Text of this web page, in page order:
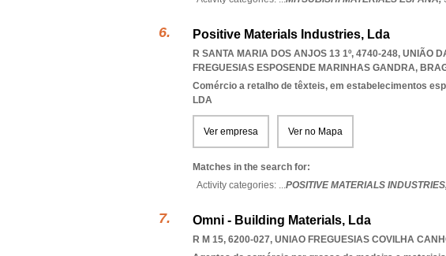
Positive Materials Industries, Lda
R SANTA MARIA DOS ANJOS 13 1º, 4740-248, UNIÃO
FREGUESIAS ESPOSENDE MARINHAS GANDRA,
Comércio a retalho de têxteis, em estabelecimentos
LDA
Ver empresa Ver no Mapa
Matches in the search for:
Activity categories: ...POSITIVE MATERIALS
Omni - Building Materials, Lda
R M 15, 6200-027, UNIAO FREGUESIAS COVILHA